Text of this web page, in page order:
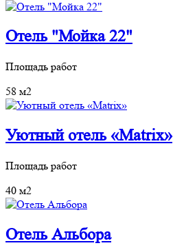
Отель "Мойка 22"
Площадь работ
58 м2
Уютный отель «Matrix»
Площадь работ
40 м2
Отель Альбора